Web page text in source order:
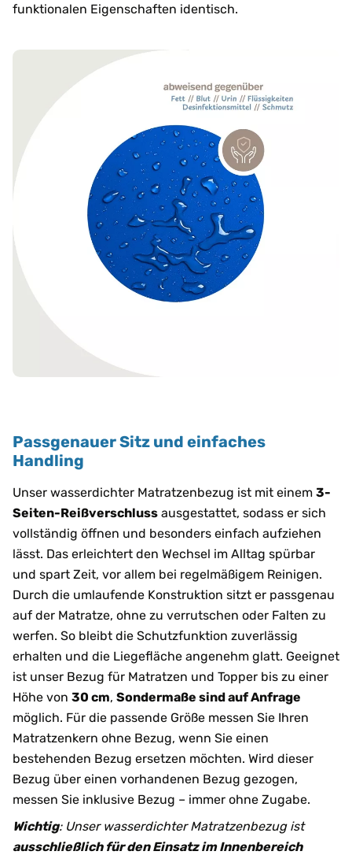
funktionalen Eigenschaften identisch.
Passgenauer Sitz und einfaches
Handling
Unser wasserdichter Matratzenbezug ist mit einem 3-
Seiten-Reißverschluss ausgestattet, sodass er sich
vollständig öffnen und besonders einfach aufziehen
lässt. Das erleichtert den Wechsel im Alltag spürbar
und spart Zeit, vor allem bei regelmäßigem Reinigen.
Durch die umlaufende Konstruktion sitzt er passgenau
auf der Matratze, ohne zu verrutschen oder Falten zu
werfen. So bleibt die Schutzfunktion zuverlässig
erhalten und die Liegefläche angenehm glatt. Geeignet
ist unser Bezug für Matratzen und Topper bis zu einer
Höhe von 30 cm, Sondermaße sind auf Anfrage
möglich. Für die passende Größe messen Sie Ihren
Matratzenkern ohne Bezug, wenn Sie einen
bestehenden Bezug ersetzen möchten. Wird dieser
Bezug über einen vorhandenen Bezug gezogen,
messen Sie inklusive Bezug – immer ohne Zugabe.
Wichtig: Unser wasserdichter Matratzenbezug ist
ausschließlich für den Einsatz im Innenbereich